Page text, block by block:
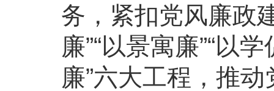
务，紧扣党风廉政
廉”“以景寓廉”“以
廉”六大工程，推